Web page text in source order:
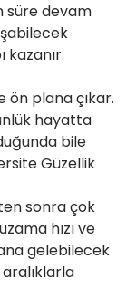
süre devam
kazanır.
ön plana çıkar.
hayatta
bile
Güzellik
sonra çok
hızı ve
gelebilecek